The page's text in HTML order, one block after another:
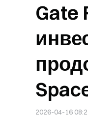
Gate
2026-04-16